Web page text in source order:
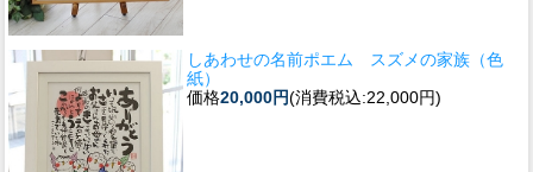
しあわせの名前ポエム スズメの家族（色
紙）
価格20,000円(消費税込:22,000円)